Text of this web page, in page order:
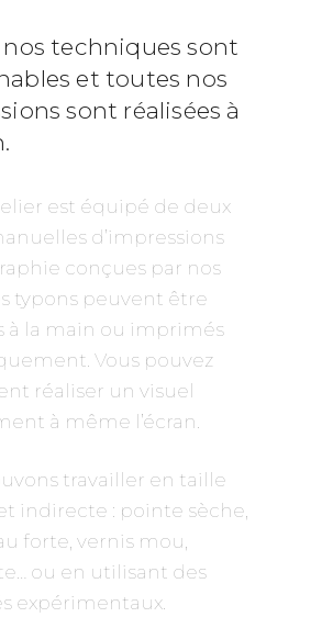
nos techniques sont
et toutes nos
sont réalisées à
est équipé de deux
d’impressions
conçues par nos
typons peuvent être
à la main ou imprimés
Vous pouvez
réaliser un visuel
à même l’écran.
travailler en taille
indirecte : pointe sèche,
forte, vernis mou,
ou en utilisant des
expérimentaux.